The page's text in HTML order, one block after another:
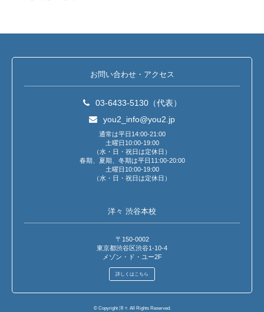
お問い合わせ・アクセス
03-6433-5130（代表）
you2_info@you2.jp
通常は平日14:00-21:00
土曜日10:00-19:00
（水・日・祝日は定休日）
春期、夏期、冬期は平日11:00-20:00
土曜日10:00-19:00
（水・日・祝日は定休日）
洋々 渋谷本校
〒150-0002
東京都渋谷区渋谷1-10-4
メゾン・ド・ユー2F
詳しくはこちら
© Copyright 洋々 All Rights Reserved.